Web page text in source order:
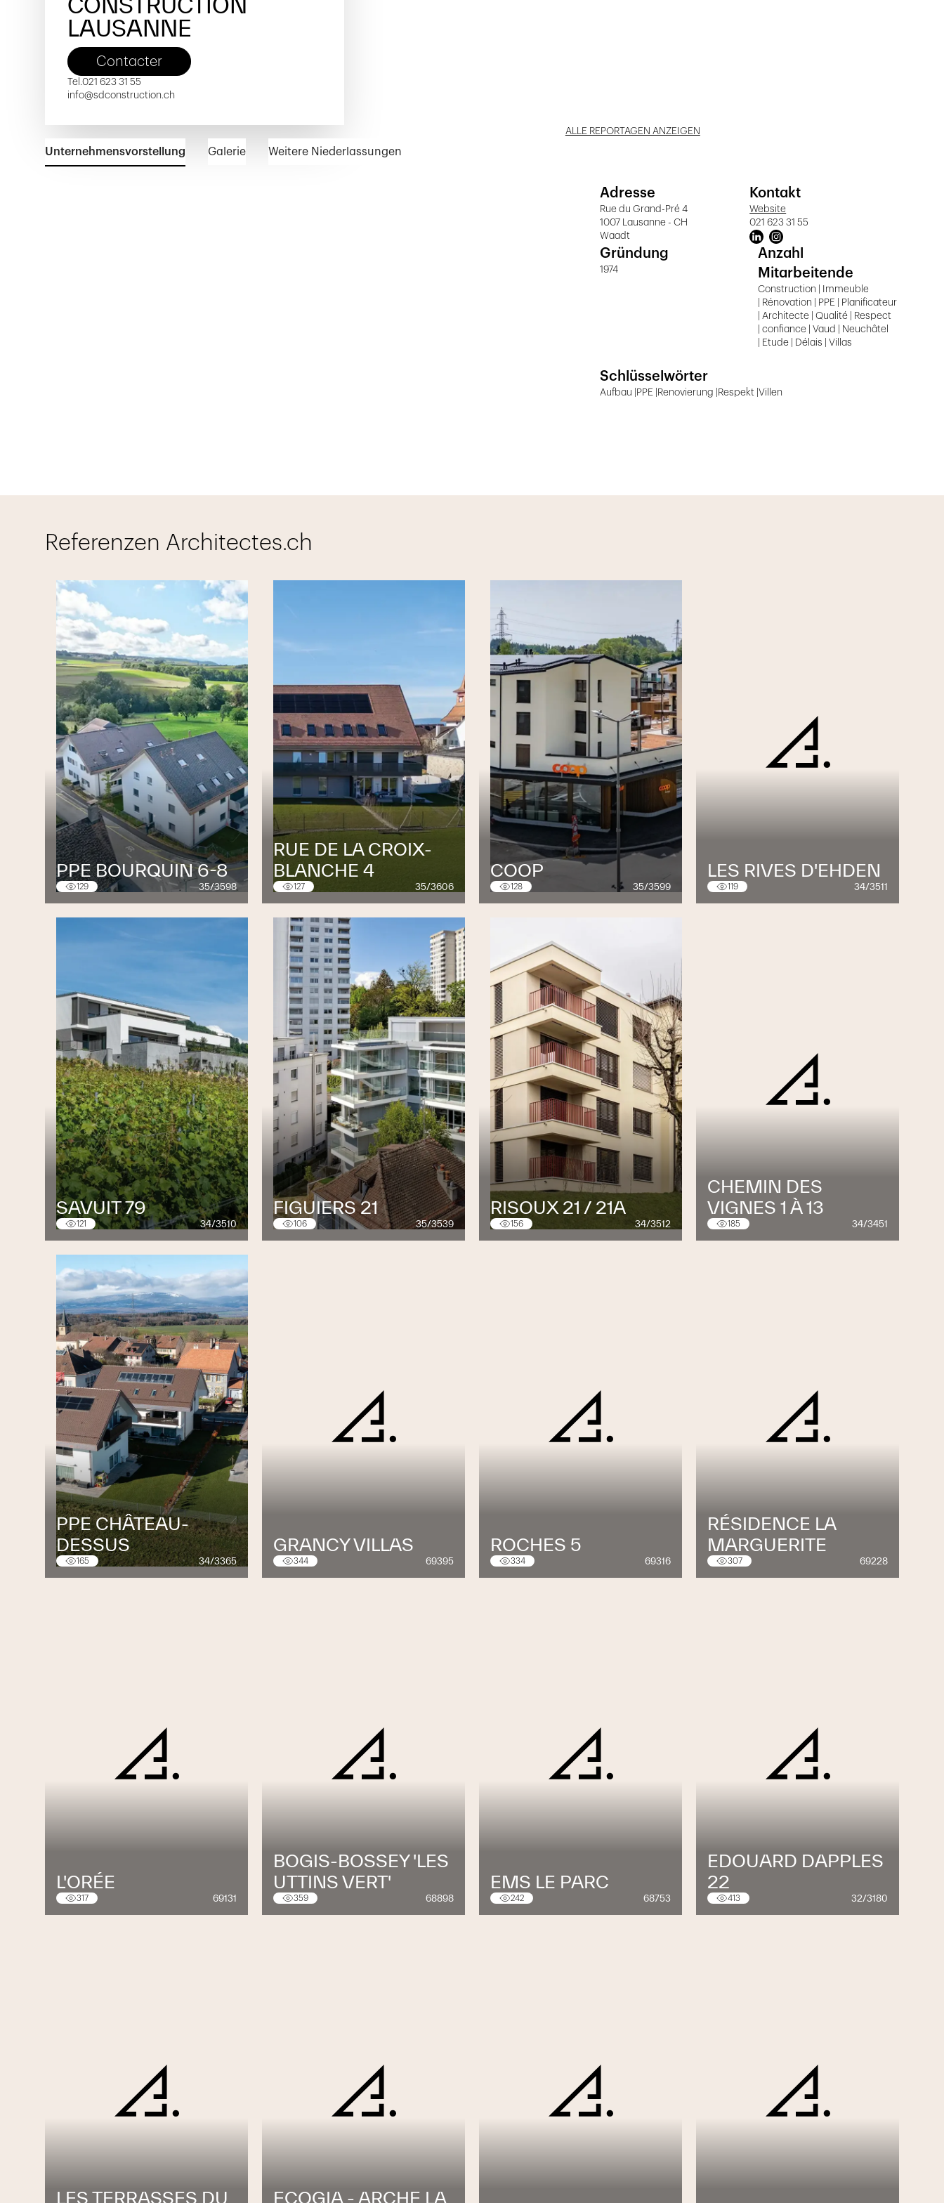
LAUSANNE
Contacter
Tel.021 623 31 55
info@sdconstruction.ch
ALLE REPORTAGEN ANZEIGEN
Unternehmensvorstellung Galerie Weitere Niederlassungen
Adresse
Rue du Grand-Pré 4
1007 Lausanne - CH
Waadt
Kontakt
Website
021 623 31 55
Gründung
1974
Anzahl
Mitarbeitende
Construction | Immeuble
| Rénovation | PPE | Planificateur
| Architecte | Qualité | Respect
| confiance | Vaud | Neuchâtel
| Etude | Délais | Villas
Schlüsselwörter
Aufbau |PPE |Renovierung |Respekt |Villen
Referenzen Architectes.ch
PPE BOURQUIN 6-8
129 35/3598
RUE DE LA CROIX-
BLANCHE 4
127 35/3606
COOP
128 35/3599
LES RIVES D'EHDEN
119 34/3511
SAVUIT 79
121 34/3510
FIGUIERS 21
106 35/3539
RISOUX 21 / 21A
156 34/3512
CHEMIN DES
VIGNES 1 À 13
185 34/3451
PPE CHÂTEAU-
DESSUS
165 34/3365
GRANCY VILLAS
344 69395
ROCHES 5
334 69316
RÉSIDENCE LA
MARGUERITE
307 69228
L'ORÉE
317 69131
BOGIS-BOSSEY 'LES
UTTINS VERT'
359 68898
EMS LE PARC
242 68753
EDOUARD DAPPLES
22
413 32/3180
LES TERRASSES DU ECOGIA - ARCHE LA